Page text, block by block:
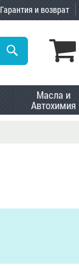
Гарантия и возврат
Масла и
Автохимия